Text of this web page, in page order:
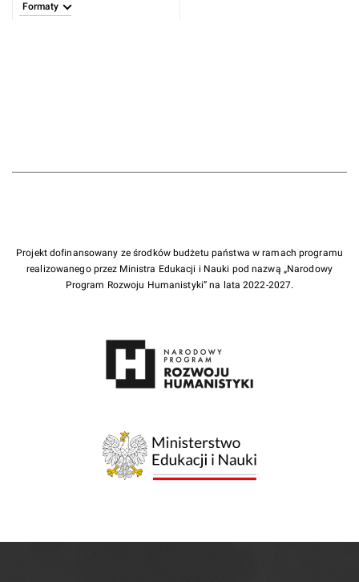
Formaty
Projekt dofinansowany ze środków budżetu państwa w ramach programu
realizowanego przez Ministra Edukacji i Nauki pod nazwą „Narodowy
Program Rozwoju Humanistyki” na lata 2022-2027.